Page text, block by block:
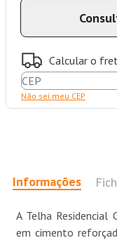
Calcular o
Não sei meu CEP
Informações
A Telha
em cimento